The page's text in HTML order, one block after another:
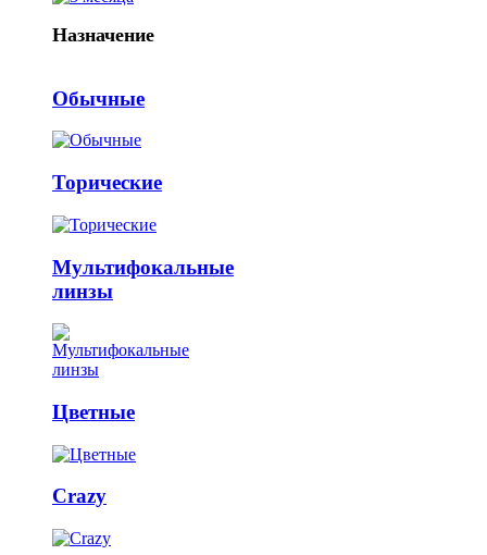
Назначение
Обычные
Торические
Мультифокальные
линзы
Цветные
Crazy